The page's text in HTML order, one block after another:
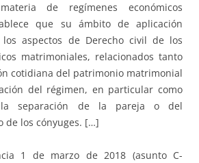
de regímenes económicos
que su ámbito de aplicación
aspectos de Derecho civil de los
matrimoniales, relacionados tanto
cotidiana del patrimonio matrimonial
del régimen, en particular como
la separación de la pareja o del
de los cónyuges. […]
1 de marzo de 2018 (asunto C-